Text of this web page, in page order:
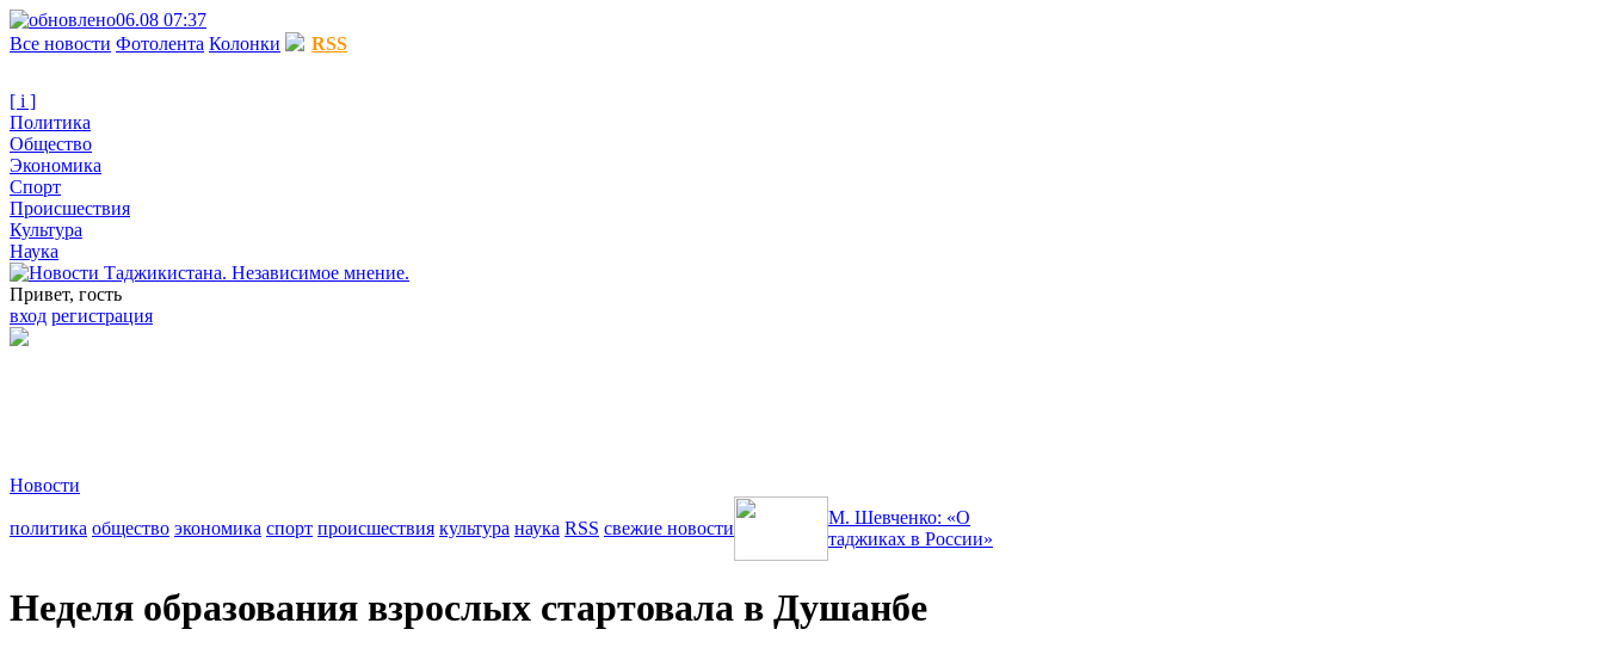
06.08 07:37
Все новости Фотолента Колонки RSS
[ i ]
Политика
Общество
Экономика
Спорт
Происшествия
Культура
Наука
Привет, гость
вход регистрация
Новости
политика общество экономика спорт происшествия культура наука RSS свежие новости
М. Шевченко: «О
таджиках в России»
Неделя образования взрослых стартовала в Душанбе